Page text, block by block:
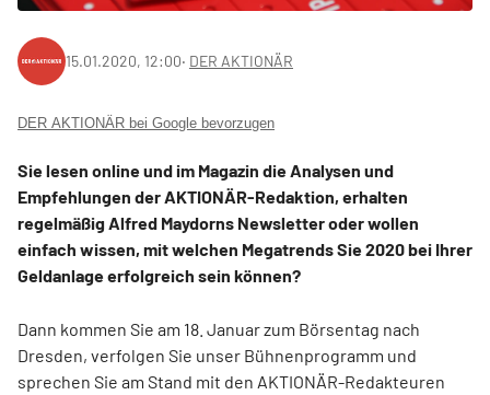
15.01.2020, 12:00‧ DER AKTIONÄR
DER AKTIONÄR bei Google bevorzugen
Sie lesen online und im Magazin die Analysen und
Empfehlungen der AKTIONÄR-Redaktion, erhalten
regelmäßig Alfred Maydorns Newsletter oder wollen
einfach wissen, mit welchen Megatrends Sie 2020 bei Ihrer
Geldanlage erfolgreich sein können?
Dann kommen Sie am 18. Januar zum Börsentag nach
Dresden, verfolgen Sie unser Bühnenprogramm und
sprechen Sie am Stand mit den AKTIONÄR-Redakteuren